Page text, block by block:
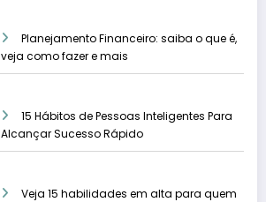
Planejamento Financeiro: saiba o que é,
veja como fazer e mais
15 Hábitos de Pessoas Inteligentes Para
Alcançar Sucesso Rápido
Veja 15 habilidades em alta para quem